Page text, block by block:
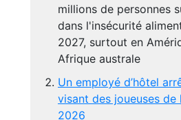
millions de personnes
dans l'insécurité
2027, surtout en
Afrique australe
Un employé d’hôtel
visant des joueuses de
2026